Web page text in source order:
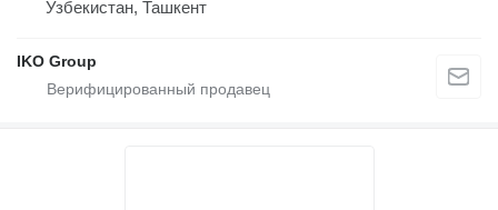
Узбекистан, Ташкент
IKO Group